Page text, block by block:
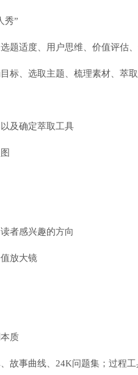
秀”
题适度、用户思维、价值评估
标、选取主题、梳理素材、萃
及确定萃取工具
者感兴趣的方向
放大镜
质
、故事曲线、24K问题集；过程